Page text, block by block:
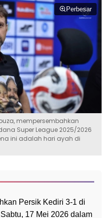
Perbesar
mempersembahkan
Super League 2025/2026
ini adalah hari ayah di
Persik Kediri 3-1 di
17 Mei 2026 dalam